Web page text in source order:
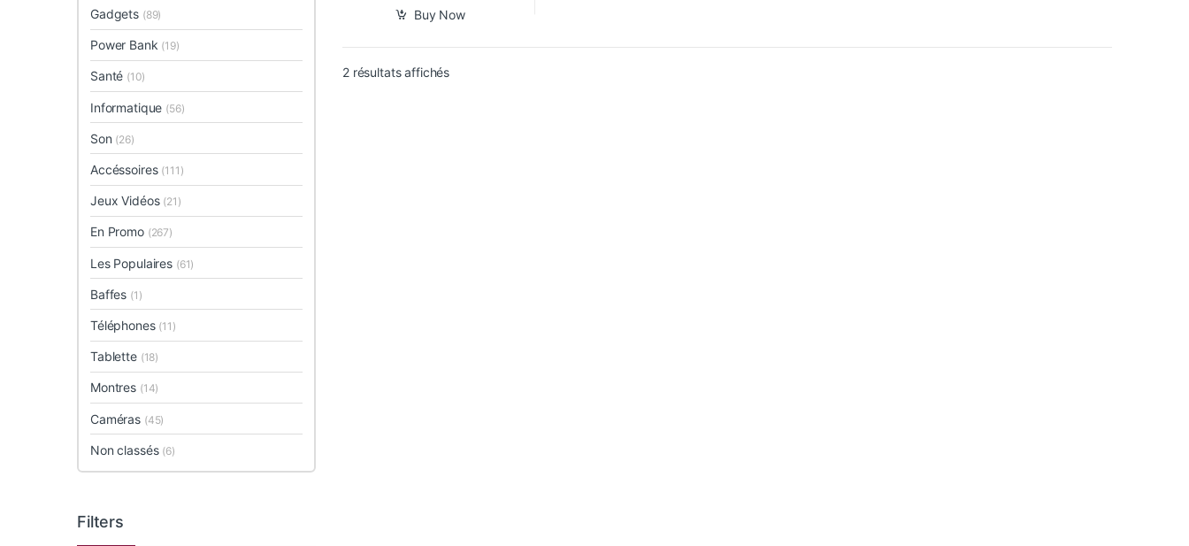
Buy Now
2 résultats affichésTrié du plus récent au plus ancien
Gadgets (89)
Power Bank (19)
Santé (10)
Informatique (56)
Son (26)
Accéssoires (111)
Jeux Vidéos (21)
En Promo (267)
Les Populaires (61)
Baffes (1)
Téléphones (11)
Tablette (18)
Montres (14)
Caméras (45)
Non classés (6)
Filters